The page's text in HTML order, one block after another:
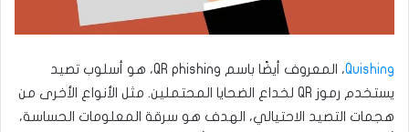
Quishing
، المعروف أيضًا باسم QR phishing، هو أسلوب تصيد
يستخدم رموز QR لخداع الضحايا المحتملين. مثل الأنواع الأخرى من
هجمات التصيد الاحتيالي، الهدف هو سرقة المعلومات الحساسة،